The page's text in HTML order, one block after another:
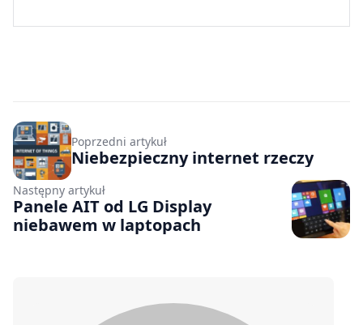
Poprzedni artykuł
Niebezpieczny internet rzeczy
Następny artykuł
Panele AIT od LG Display
niebawem w laptopach